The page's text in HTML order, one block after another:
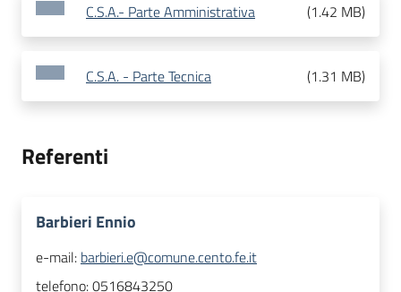
C.S.A.- Parte Amministrativa (1.42 MB)
C.S.A. - Parte Tecnica (1.31 MB)
Referenti
Barbieri Ennio
e-mail: barbieri.e@comune.cento.fe.it
telefono:0516843250